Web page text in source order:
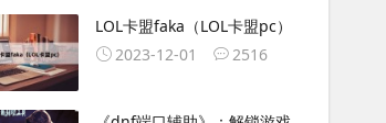
LOL卡盟faka（LOL卡盟pc）
2023-12-01
2516